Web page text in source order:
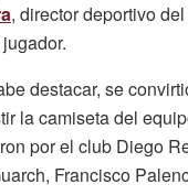
, director deportivo
destacar, se
la camiseta del
por el club Diego
Francisco